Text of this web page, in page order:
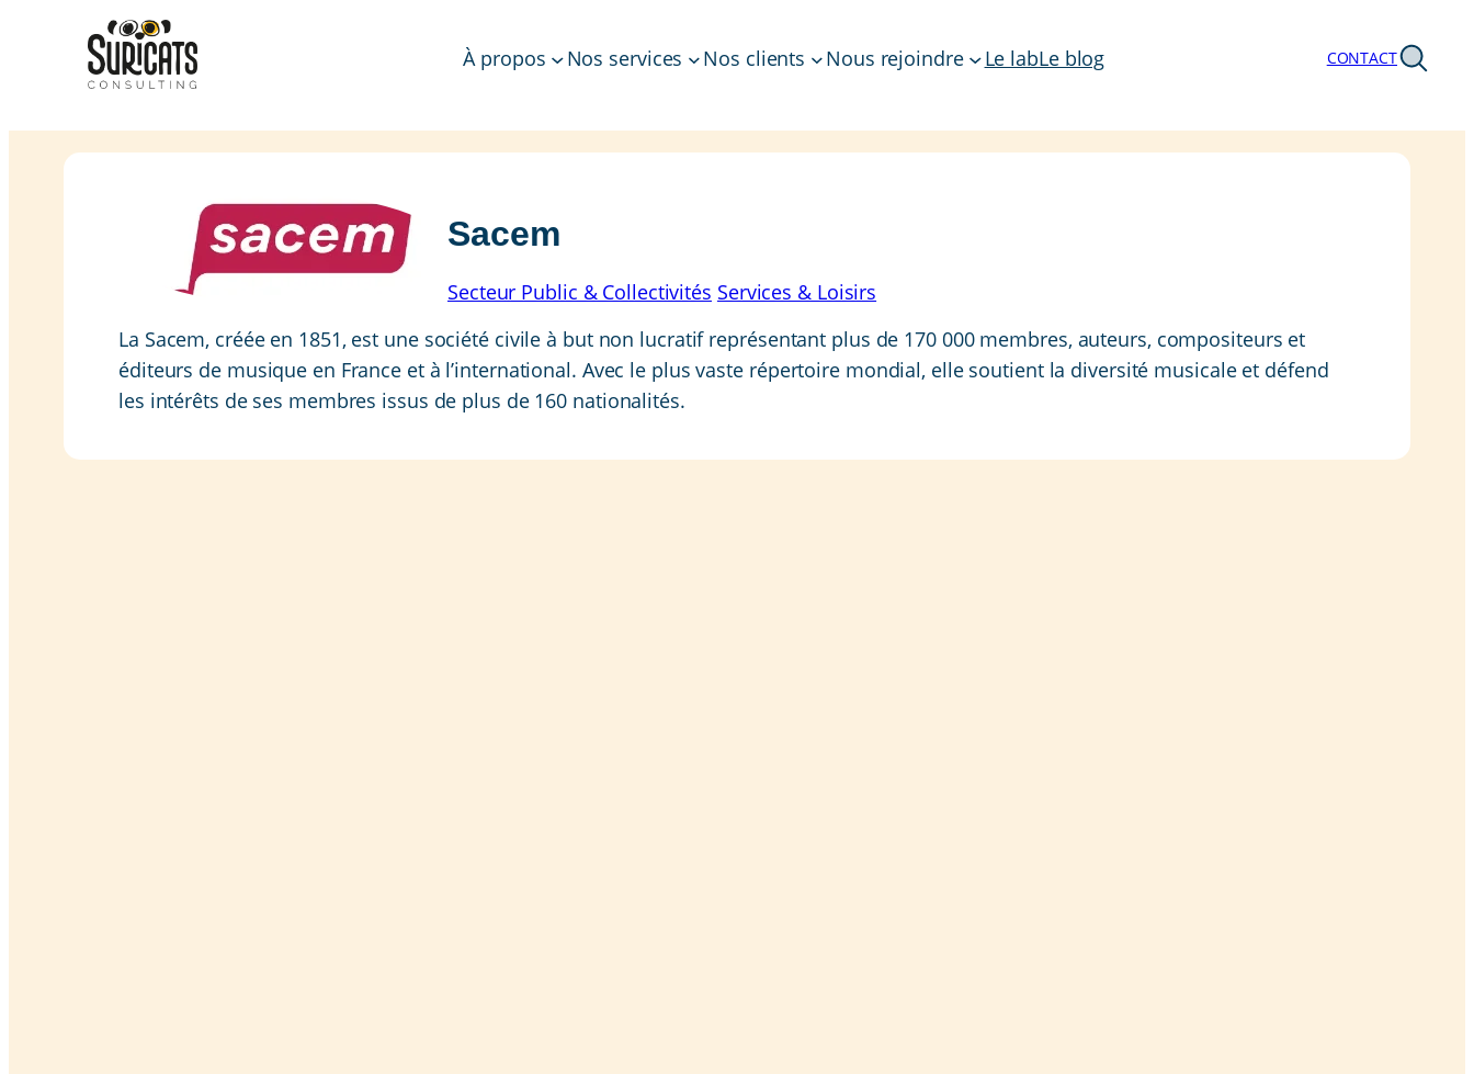
À propos Nos services Nos clients Nous rejoindre Le labLe blog CONTACT
Sacem
Secteur Public & Collectivités Services & Loisirs
La Sacem, créée en 1851, est une société civile à but non lucratif représentant plus de 170 000 membres, auteurs, compositeurs et
éditeurs de musique en France et à l’international. Avec le plus vaste répertoire mondial, elle soutient la diversité musicale et défend
les intérêts de ses membres issus de plus de 160 nationalités.